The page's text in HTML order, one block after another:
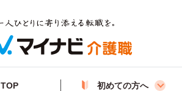
TOP 初めての方へ